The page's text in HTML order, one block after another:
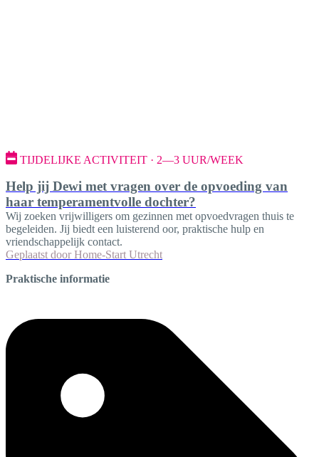
TIJDELIJKE ACTIVITEIT · 2—3 UUR/WEEK
Help jij Dewi met vragen over de opvoeding van
haar temperamentvolle dochter?
Wij zoeken vrijwilligers om gezinnen met opvoedvragen thuis te
begeleiden. Jij biedt een luisterend oor, praktische hulp en
vriendschappelijk contact.
Geplaatst door Home-Start Utrecht
Praktische informatie